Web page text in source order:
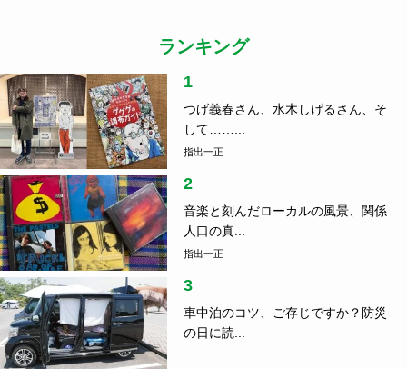
ランキング
1
つげ義春さん、水木しげるさん、そ
して……...
指出一正
2
音楽と刻んだローカルの風景、関係
人口の真...
指出一正
3
車中泊のコツ、ご存じですか？防災
の日に読...